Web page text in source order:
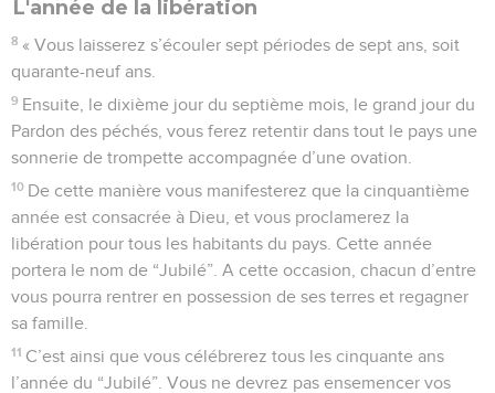
L'année de la libération
8 « Vous laisserez s’écouler sept périodes de sept ans, soit
quarante-neuf ans.
9 Ensuite, le dixième jour du septième mois, le grand jour du
Pardon des péchés, vous ferez retentir dans tout le pays une
sonnerie de trompette accompagnée d’une ovation.
10 De cette manière vous manifesterez que la cinquantième
année est consacrée à Dieu, et vous proclamerez la
libération pour tous les habitants du pays. Cette année
portera le nom de “Jubilé”. A cette occasion, chacun d’entre
vous pourra rentrer en possession de ses terres et regagner
sa famille.
11 C’est ainsi que vous célébrerez tous les cinquante ans
l’année du “Jubilé”. Vous ne devrez pas ensemencer vos